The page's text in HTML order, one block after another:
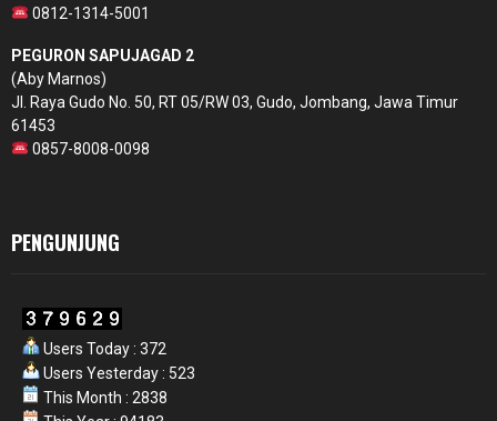
0812-1314-5001
PEGURON SAPUJAGAD 2
(Aby Marnos)
Jl. Raya Gudo No. 50, RT 05/RW 03, Gudo, Jombang, Jawa Timur
61453
0857-8008-0098
PENGUNJUNG
Users Today : 372
Users Yesterday : 523
This Month : 2838